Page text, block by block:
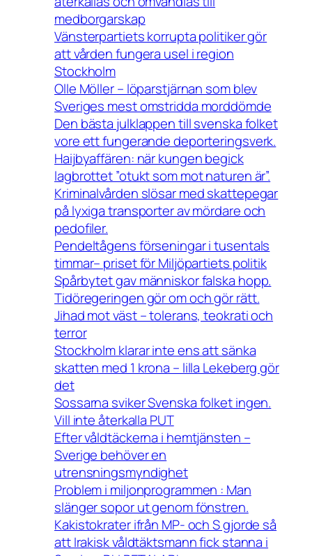
medborgarskap
Vänsterpartiets korrupta politiker gör
att vården fungera usel i region
Stockholm
Olle Möller – löparstjärnan som blev
Sveriges mest omstridda morddömde
Den bästa julklappen till svenska folket
vore ett fungerande deporteringsverk.
Haijbyaffären: när kungen begick
lagbrottet ”otukt som mot naturen är”.
Kriminalvården slösar med skattepegar
på lyxiga transporter av mördare och
pedofiler.
Pendeltågens förseningar i tusentals
timmar– priset för Miljöpartiets politik
Spårbytet gav människor falska hopp.
Tidöregeringen gör om och gör rätt.
Jihad mot väst – tolerans, teokrati och
terror
Stockholm klarar inte ens att sänka
skatten med 1 krona – lilla Lekeberg gör
det
Sossarna sviker Svenska folket ingen.
Vill inte återkalla PUT
Efter våldtäckerna i hemtjänsten –
Sverige behöver en
utrensningsmyndighet
Problem i miljonprogrammen : Man
slänger sopor ut genom fönstren.
Kakistokrater ifrån MP- och S gjorde så
att Irakisk våldtäktsmann fick stanna i